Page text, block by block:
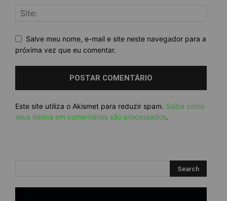
Salve meu nome, e-mail e site neste navegador para a
próxima vez que eu comentar.
Este site utiliza o Akismet para reduzir spam. Saiba como
seus dados em comentários são processados.